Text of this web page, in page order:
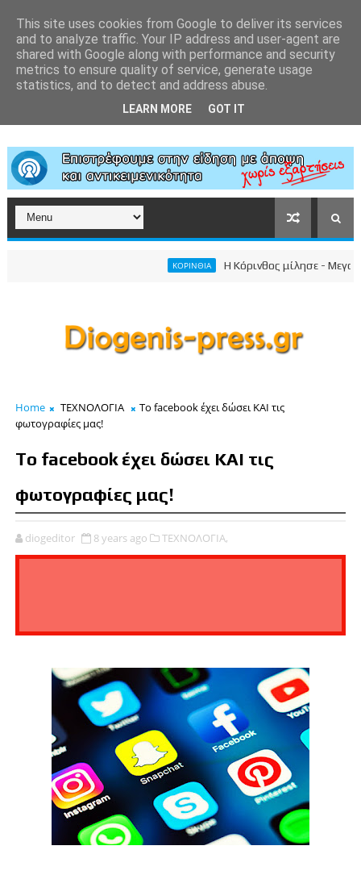
ΚΟΡΙΝΘΙΑ Η Κόρινθος μίλησε -
Home ΤΕΧΝΟΛΟΓΙΑ
To facebook έχει δώσει ΚΑΙ τις
φωτογραφίες μας!
To facebook έχει δώσει ΚΑΙ τις
φωτογραφίες μας!
diogeditor 8 years ago ΤΕΧΝΟΛΟΓΙΑ,
This site uses cookies from Google to deliver its services
and to analyze traffic. Your IP address and user-agent are
shared with Google along with performance and security
metrics to ensure quality of service, generate usage
statistics, and to detect and address abuse.
LEARN MORE GOT IT